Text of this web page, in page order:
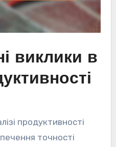
виклики в
продуктивності
точності